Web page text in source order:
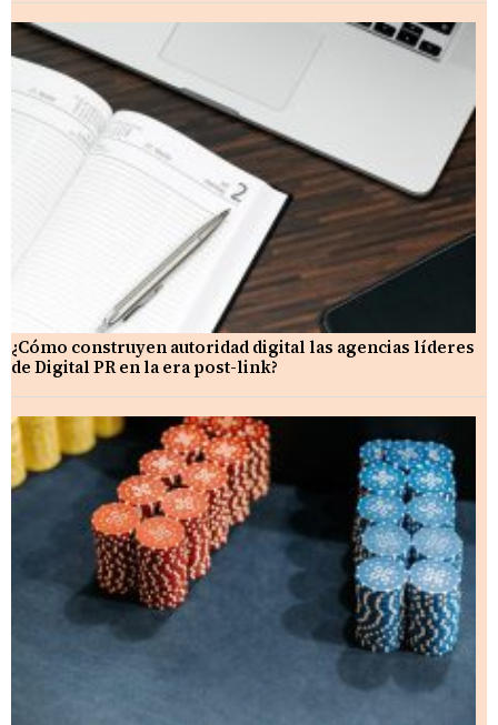
¿Cómo construyen autoridad digital las agencias líderes
de Digital PR en la era post-link?